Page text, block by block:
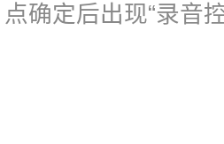
点确定后出现“录音